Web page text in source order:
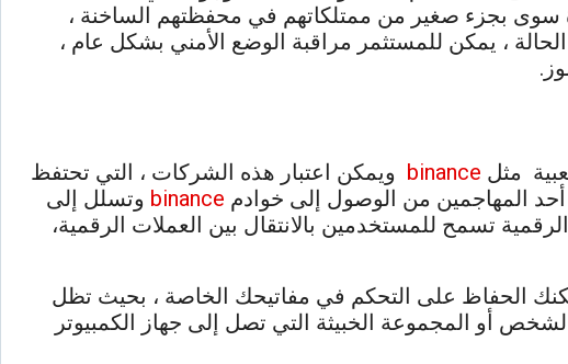
سوى بجزء صغير من ممتلكاتهم في محفظتهم الساخنة ،
، يمكن للمستثمر مراقبة الوضع الأمني ​​بشكل عام ،
مثل binance ويمكن اعتبار هذه الشركات ، التي تحتفظ
المهاجمين من الوصول إلى خوادم binance وتسلل إلى
تسمح للمستخدمين بالانتقال بين العملات الرقمية،
الحفاظ على التحكم في مفاتيحك الخاصة ، بحيث تظل
أو المجموعة الخبيثة التي تصل إلى جهاز الكمبيوتر